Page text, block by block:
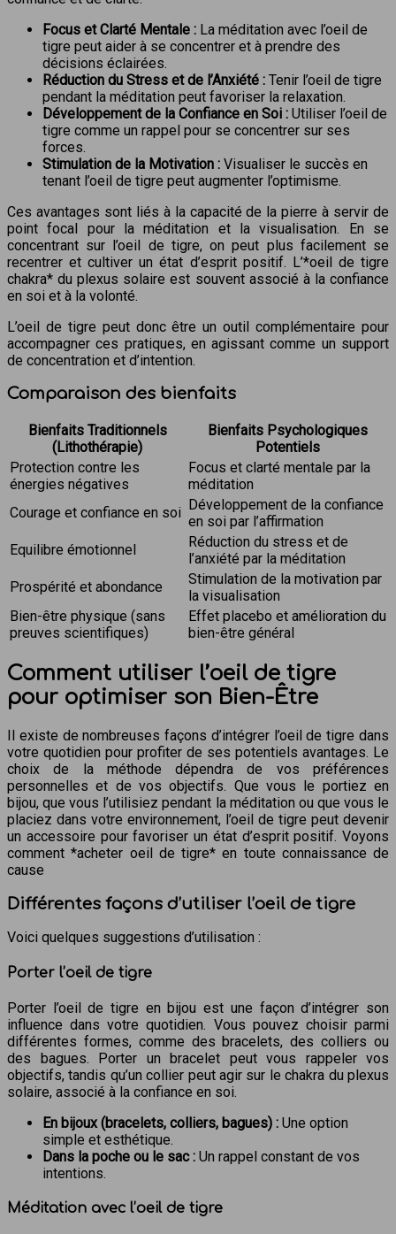
Focus et Clarté Mentale : La méditation avec l’oeil de
tigre peut aider à se concentrer et à prendre des
décisions éclairées.
Réduction du Stress et de l’Anxiété : Tenir l’oeil de tigre
pendant la méditation peut favoriser la relaxation.
Développement de la Confiance en Soi : Utiliser l’oeil de
tigre comme un rappel pour se concentrer sur ses
forces.
Stimulation de la Motivation : Visualiser le succès en
tenant l’oeil de tigre peut augmenter l’optimisme.
Ces avantages sont liés à la capacité de la pierre à servir de
point focal pour la méditation et la visualisation. En se
concentrant sur l’oeil de tigre, on peut plus facilement se
recentrer et cultiver un état d’esprit positif. L’*oeil de tigre
chakra* du plexus solaire est souvent associé à la confiance
en soi et à la volonté.
L’oeil de tigre peut donc être un outil complémentaire pour
accompagner ces pratiques, en agissant comme un support
de concentration et d’intention.
Comparaison des bienfaits
Bienfaits Traditionnels
(Lithothérapie)
Bienfaits Psychologiques
Potentiels
Protection contre les
énergies négatives
Focus et clarté mentale par la
méditation
Courage et confiance en soi Développement de la confiance
en soi par l’affirmation
Equilibre émotionnel
Réduction du stress et de
l’anxiété par la méditation
Prospérité et abondance
Stimulation de la motivation par
la visualisation
Bien-être physique (sans
preuves scientifiques)
Effet placebo et amélioration du
bien-être général
Comment utiliser l’oeil de tigre
pour optimiser son Bien-Être
Il existe de nombreuses façons d’intégrer l’oeil de tigre dans
votre quotidien pour profiter de ses potentiels avantages. Le
choix de la méthode dépendra de vos préférences
personnelles et de vos objectifs. Que vous le portiez en
bijou, que vous l’utilisiez pendant la méditation ou que vous le
placiez dans votre environnement, l’oeil de tigre peut devenir
un accessoire pour favoriser un état d’esprit positif. Voyons
comment *acheter oeil de tigre* en toute connaissance de
cause
Différentes façons d’utiliser l’oeil de tigre
Voici quelques suggestions d’utilisation :
Porter l’oeil de tigre
Porter l’oeil de tigre en bijou est une façon d’intégrer son
influence dans votre quotidien. Vous pouvez choisir parmi
différentes formes, comme des bracelets, des colliers ou
des bagues. Porter un bracelet peut vous rappeler vos
objectifs, tandis qu’un collier peut agir sur le chakra du plexus
solaire, associé à la confiance en soi.
En bijoux (bracelets, colliers, bagues) : Une option
simple et esthétique.
Dans la poche ou le sac : Un rappel constant de vos
intentions.
Méditation avec l’oeil de tigre